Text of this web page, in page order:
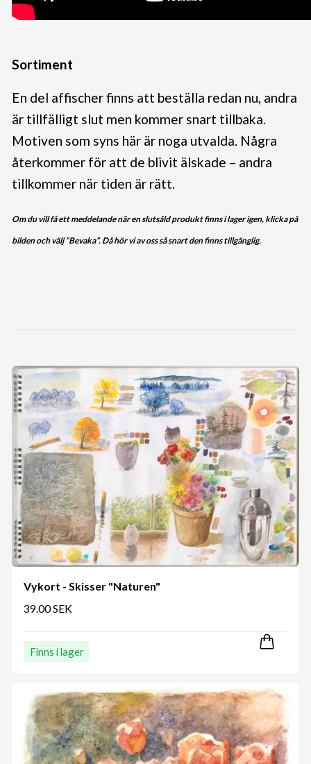
Sortiment
En del affischer finns att beställa redan nu, andra
är tillfälligt slut men kommer snart tillbaka.
Motiven som syns här är noga utvalda. Några
återkommer för att de blivit älskade – andra
tillkommer när tiden är rätt.
Om du vill få ett meddelande när en slutsåld produkt finns i lager igen, klicka på
bilden och välj “Bevaka”. Då hör vi av oss så snart den finns tillgänglig.
Vykort - Skisser "Naturen"
39.00 SEK
Finns i lager